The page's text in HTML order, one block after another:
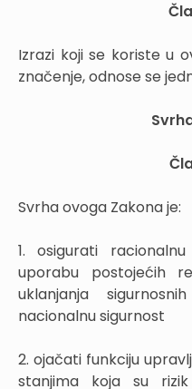
Izrazi koji se koriste u
značenje, odnose se
Svrha ovoga Zakona je:
1. osigurati
uporabu postojećih
uklanjanja
nacionalnu sigurnost
2. ojačati funkciju
stanjima koja su